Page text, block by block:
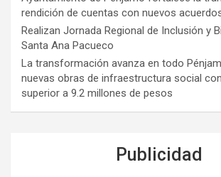
rendición de cuentas con nuevos
Realizan Jornada Regional de Inclusión y
Santa Ana Pacueco
La transformación avanza en todo
nuevas obras de infraestructura social
superior a 9.2 millones de pesos
Publicidad